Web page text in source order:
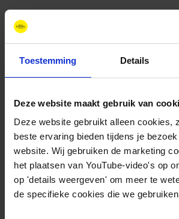
Toestemming Details
Deze website maakt gebruik van
Deze website gebruikt alleen cookies,
beste ervaring bieden tijdens je
website. Wij gebruiken de marketing
het plaatsen van YouTube-video's op
op 'details weergeven' om meer te
de specifieke cookies die we
Contact
+31 88 11 66 800
info@newenergycoalition.org
Bereikbaarheid
Ma-Do: 8:30-17:00 uur
Vrijdag: 8:30-11:00 uur